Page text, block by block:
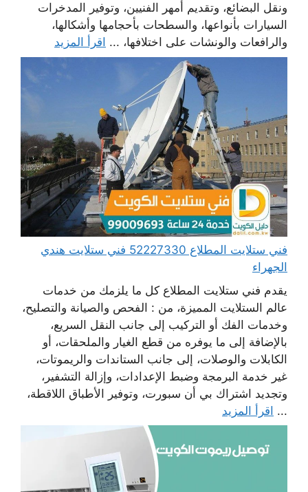
ونقل البضائع، وتقديم أمهر الفنيين، وتوفير المدخرات
السيارات بأنواعها، والسطحات بأحجامها وأشكالها،
والرافعات والونشات على اختلافها، ... اقرأ المزيد
فني ستلايت المطلاع 52227330 فني ستلايت هندي
الجهراء
يقدم فني ستلايت المطلاع كل ما يلزمك من خدمات
عالم الستلايت المميزة، من : الفحص والصيانة والتصليح،
وخدمات الفك أو التركيب إلى جانب النقل السريع،
بالإضافة إلى ما يوفره من قطع الغيار والملحقات، أو
الكابلات والوصلات، إلى جانب الستاندات والريموتات،
غير خدمة البرمجة وضبط الإعدادات، وإزالة التشفير،
وتجديد اشتراك بي أن سبورت، وتوفير الأطباق اللاقطة،
... اقرأ المزيد